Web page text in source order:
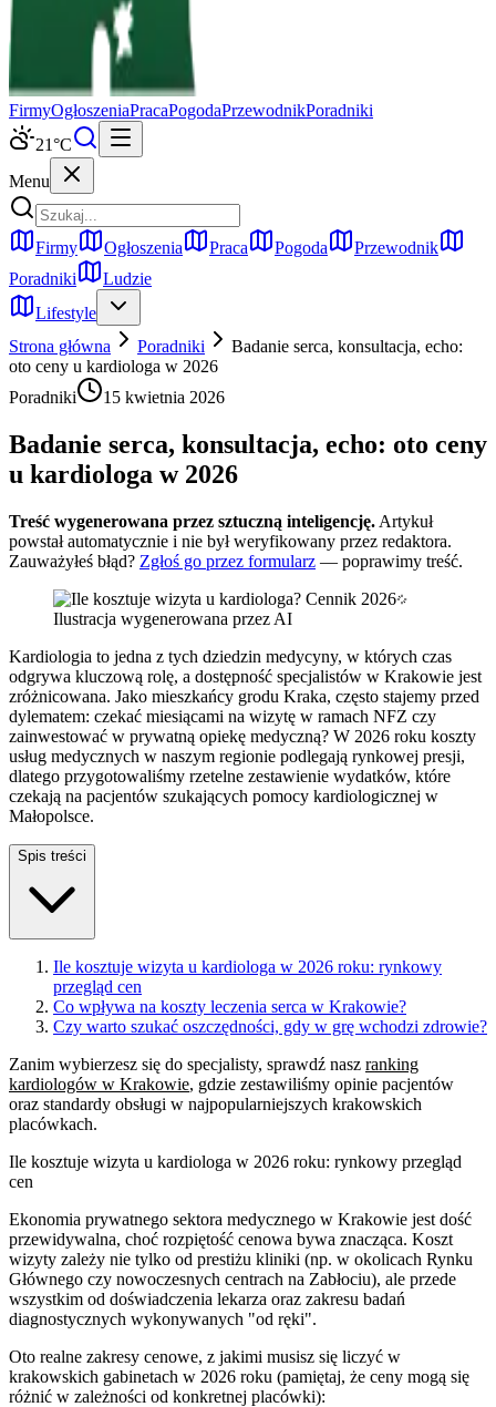
FirmyOgłoszeniaPracaPogodaPrzewodnikPoradniki
21°C
Menu
Firmy Ogłoszenia Praca Pogoda
Przewodnik
Poradniki
Ludzie
Lifestyle
Strona główna
Poradniki
Badanie serca, konsultacja, echo:
oto ceny u kardiologa w 2026
Poradniki
15 kwietnia 2026
Badanie serca, konsultacja, echo: oto ceny
u kardiologa w 2026
Treść wygenerowana przez sztuczną inteligencję. Artykuł
powstał automatycznie i nie był weryfikowany przez redaktora.
Zauważyłeś błąd? Zgłoś go przez formularz — poprawimy treść.
Ilustracja wygenerowana przez AI
Kardiologia to jedna z tych dziedzin medycyny, w których czas
odgrywa kluczową rolę, a dostępność specjalistów w Krakowie jest
zróżnicowana. Jako mieszkańcy grodu Kraka, często stajemy przed
dylematem: czekać miesiącami na wizytę w ramach NFZ czy
zainwestować w prywatną opiekę medyczną? W 2026 roku koszty
usług medycznych w naszym regionie podlegają rynkowej presji,
dlatego przygotowaliśmy rzetelne zestawienie wydatków, które
czekają na pacjentów szukających pomocy kardiologicznej w
Małopolsce.
Spis treści
Ile kosztuje wizyta u kardiologa w 2026 roku: rynkowy
przegląd cen
Co wpływa na koszty leczenia serca w Krakowie?
Czy warto szukać oszczędności, gdy w grę wchodzi zdrowie?
Zanim wybierzesz się do specjalisty, sprawdź nasz ranking
kardiologów w Krakowie, gdzie zestawiliśmy opinie pacjentów
oraz standardy obsługi w najpopularniejszych krakowskich
placówkach.
Ile kosztuje wizyta u kardiologa w 2026 roku: rynkowy przegląd
cen
Ekonomia prywatnego sektora medycznego w Krakowie jest dość
przewidywalna, choć rozpiętość cenowa bywa znacząca. Koszt
wizyty zależy nie tylko od prestiżu kliniki (np. w okolicach Rynku
Głównego czy nowoczesnych centrach na Zabłociu), ale przede
wszystkim od doświadczenia lekarza oraz zakresu badań
diagnostycznych wykonywanych "od ręki".
Oto realne zakresy cenowe, z jakimi musisz się liczyć w
krakowskich gabinetach w 2026 roku (pamiętaj, że ceny mogą się
różnić w zależności od konkretnej placówki):